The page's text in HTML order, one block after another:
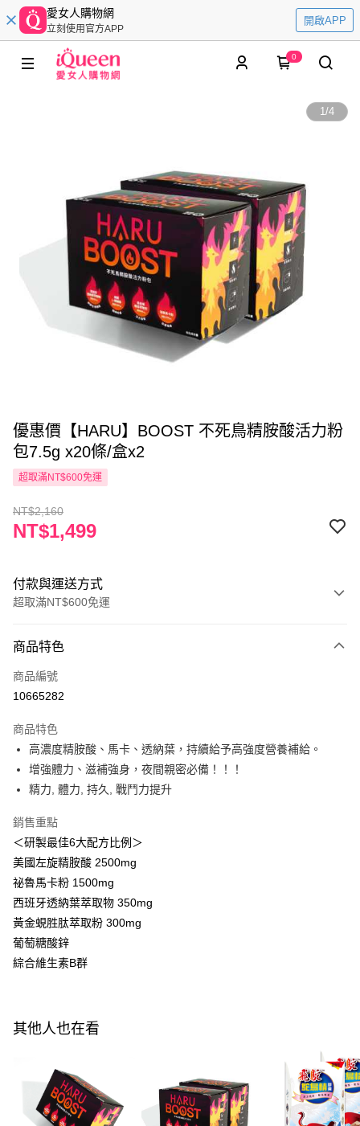
愛女人購物網
立刻使用官方APP
開啟APP
0
1/4
優惠價【HARU】BOOST 不死鳥精胺酸活力粉
包7.5g x20條/盒x2
超取滿NT$600免運
NT$2,160
NT$1,499
付款與運送方式
超取滿NT$600免運
信用卡一次付款
超商取貨付款
Apple Pay
街口支付
Google Pay
全盈+PAY
【關於「AFTEE先享後付」】
AFTEE先享後付是「在收到商品之後才付款」的支付方式。 讓您購物簡單
便利好安心！
【「AFTEE先享後付」結帳流程】
２．訂單成立數日內，您將收到繳費通知簡訊。
３．收到繳費通知簡訊後14天內，點擊此簡訊中的連結，可透過四大超商／
ATM／網路銀行／等多元方式進行付款，方視為交易完成。
※ 請注意：結帳手續完成當下不需立刻繳費，但若您需要取消訂單，請聯絡
ATM付款
每筆NT$100，滿NT$600(含以上)免運費
每筆NT$100，滿NT$600(含以上)免運費
萊爾富取貨付款
商品特色
商品編號
10665282
商品特色
高濃度精胺酸、馬卡、透納葉，持續給予高強度營養補給。
增強體力、滋補強身，夜間親密必備！！！
精力, 體力, 持久, 戰鬥力提升
銷售重點
＜研製最佳6大配方比例＞
美國左旋精胺酸 2500mg
祕魯馬卡粉 1500mg
西班牙透納葉萃取物 350mg
黃金蜆胜肽萃取粉 300mg
葡萄糖酸鋅
綜合維生素B群
其他人也在看